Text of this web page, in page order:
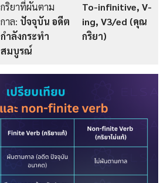
กริยาที่ผันตาม
กาล: ปัจจุบัน อดีต
กำลังกระทำ
สมบูรณ์
To-infinitive, V-
ing, V3/ed (คุณ
กริยา)